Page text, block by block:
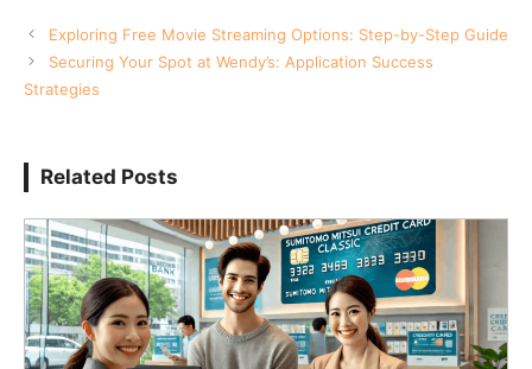
Exploring Free Movie Streaming Options: Step-by-Step Guide
Securing Your Spot at Wendy’s: Application Success
Strategies
Related Posts